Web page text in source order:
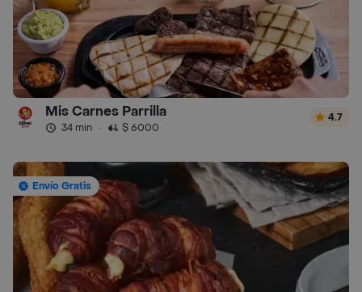
Mis Carnes Parrilla
34 min · $ 6000
4.7
Envío Gratis